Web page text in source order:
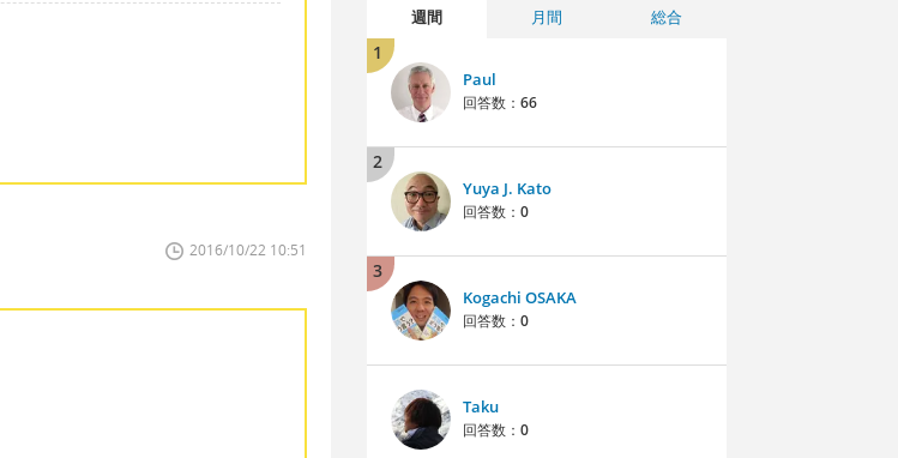
2016/10/22 10:51
週間 月間 総合
1
Paul
回答数： 66
2
Yuya J. Kato
回答数： 0
3
Kogachi OSAKA
回答数： 0
Taku
回答数： 0